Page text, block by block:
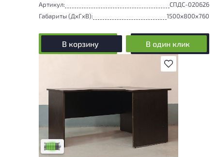
Артикул:
СПДС-020626
Габариты (ДxГxВ):
1500x800x760
В корзину В один клик
В избранное
У товара присутствуют незначительные
следы эксплуатации, не влияющие на
удобство его использования
Низкая степень износа